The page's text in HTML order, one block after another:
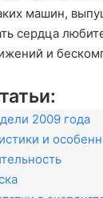
машин,
сердца
и
2009 года
и